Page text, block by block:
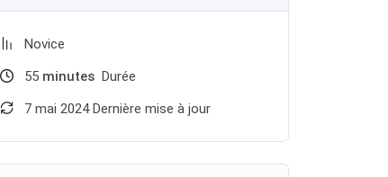
Novice
55minutes Durée
7 mai 2024 Dernière mise à jour